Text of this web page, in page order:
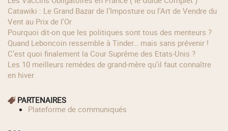
Catawiki : Le Grand Bazar de l’Imposture ou l'Art de Vendre du
Vent au Prix de l'Or
Pourquoi dit-on que les politiques sont tous des menteurs ?
Quand Leboncoin ressemble à Tinder… mais sans prévenir !
C'est quoi finalement la Cour Suprême des Etats-Unis ?
Les 10 meilleurs remèdes de grand-mère qu'il faut connaître
en hiver
PARTENAIRES
Plateforme de communiqués